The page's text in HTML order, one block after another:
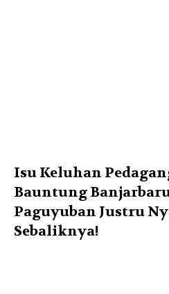
Isu Keluhan
Bauntung
Paguyuban Justru
Sebaliknya!